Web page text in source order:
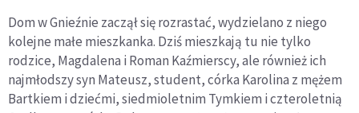
Dom w Gnieźnie zaczął się rozrastać, wydzielano z niego
kolejne małe mieszkanka. Dziś mieszkają tu nie tylko
rodzice, Magdalena i Roman Kaźmierscy, ale również ich
najmłodszy syn Mateusz, student, córka Karolina z mężem
Bartkiem i dziećmi, siedmioletnim Tymkiem i czteroletnią